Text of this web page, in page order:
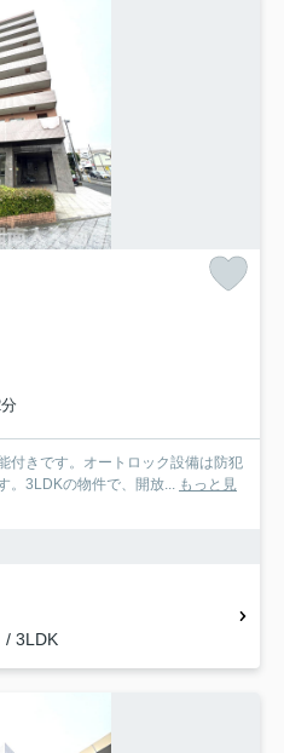
付きです。オートロック設備は防犯
。3LDKの物件で、開放... もっと見
/ 3LDK